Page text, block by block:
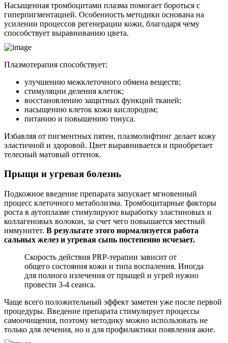
Насыщенная тромбоцитами плазма помогает бороться с
гиперпигментацией. Особенность методики основана на
усилении процессов регенерации кожи, благодаря чему
способствует выравниванию цвета.
Плазмотерапия способствует:
улучшению межклеточного обмена веществ;
стимуляции деления клеток;
восстановлению защитных функций тканей;
насыщению клеток кожи кислородом;
питанию и повышению тонуса.
Избавляя от пигментных пятен, плазмолифтинг делает кожу
эластичной и здоровой. Цвет выравнивается и приобретает
телесный матовый оттенок.
Прыщи и угревая болезнь
Подкожное введение препарата запускает мгновенный
процесс клеточного метаболизма. Тромбоцитарные факторы
роста в аутоплазме стимулируют выработку эластиновых и
коллагеновых волокон, за счет чего повышается местный
иммунитет. В результате этого нормализуется работа
сальных желез и угревая сыпь постепенно исчезает.
Скорость действия PRP-терапии зависит от
общего состояния кожи и типа воспаления. Иногда
для полного излечения от прыщей и угрей нужно
провести 3-4 сеанса.
Чаще всего положительный эффект заметен уже после первой
процедуры. Введение препарата стимулирует процессы
самоочищения, поэтому методику можно использовать не
только для лечения, но и для профилактики появления акне.